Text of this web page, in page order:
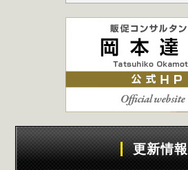
更新情報